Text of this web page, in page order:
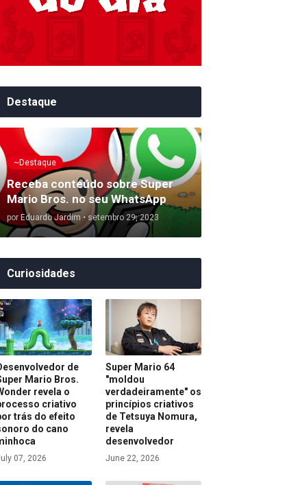
Destaque
~Destaque
Receba conteúdo sobre Super
Mario Bros. no seu WhatsApp
por Eduardo Jardim • setembro 29, 2023
Curiosidades
de
Mario Bros.
revela o
criativo
trás do efeito
do cano
07, 2026
Super Mario 64
"moldou
verdadeiramente" os
princípios criativos
de Tetsuya Nomura,
revela
desenvolvedor
June 22, 2026